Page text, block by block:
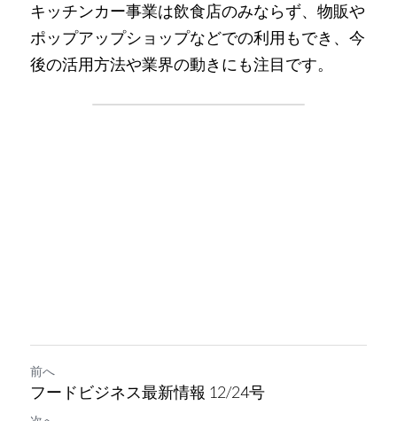
キッチンカー事業は飲食店のみならず、物販や
ポップアップショップなどでの利用もでき、今
後の活用方法や業界の動きにも注目です。
前へ
フードビジネス最新情報 12/24号